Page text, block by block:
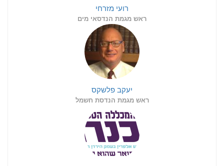
רועי מזרחי
ראש מגמת הנדסאי מים
יעקב פלשקס
ראש מגמת הנדסת חשמל